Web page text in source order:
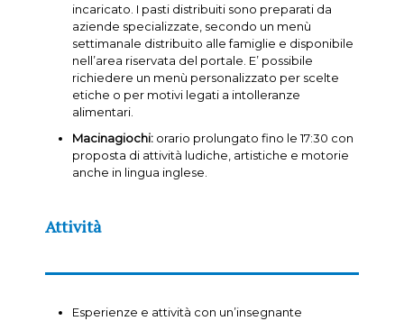
incaricato. I pasti distribuiti sono preparati da
aziende specializzate, secondo un menù
settimanale distribuito alle famiglie e disponibile
nell’area riservata del portale. E’ possibile
richiedere un menù personalizzato per scelte
etiche o per motivi legati a intolleranze
alimentari.
Macinagiochi:orario prolungato fino le 17:30 con
proposta di attività ludiche, artistiche e motorie
anche in lingua inglese.
Attività
Esperienze e attività con un’insegnante